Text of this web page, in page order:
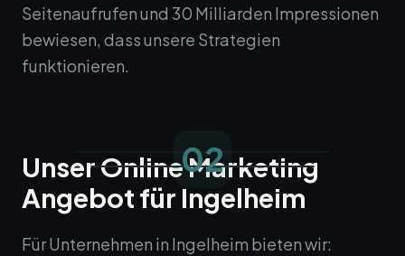
Seitenaufrufen und 30 Milliarden Impressionen
bewiesen, dass unsere Strategien
funktionieren.
02
Unser Online Marketing
Angebot für Ingelheim
Für Unternehmen in Ingelheim bieten wir: